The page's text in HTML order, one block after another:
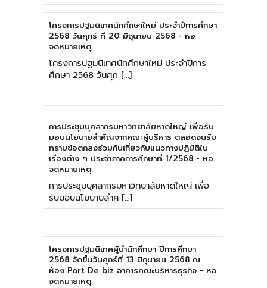
โครงการปฐมนิเทศนักศึกษาใหม่ ประจำปีการศึกษา
2568 วันศุกร์ ที่ 20 มิถุนายน 2568 - หอ
จดหมายเหตุ
โครงการปฐมนิเทศนักศึกษาใหม่ ประจำปีการ
ศึกษา 2568 วันศุก […]
การประชุมบุคลากรมหาวิทยาลัยหาดใหญ่ เพื่อรับ
มอบนโยบายสำคัญจากคณะผู้บริหาร ตลอดจนรับ
ทราบข้อตกลงร่วมกันเกี่ยวกับแนวทางปฏิบัติใน
เรื่องต่าง ๆ ประจำภาคการศึกษาที่ 1/2568 - หอ
จดหมายเหตุ
การประชุมบุคลากรมหาวิทยาลัยหาดใหญ่ เพื่อ
รับมอบนโยบายสำค […]
โครงการปฐมนิเทศผู้นำนักศึกษา ปีการศึกษา
2568 จัดขึ้นวันศุกร์ที่ 13 มิถุนายน 2568 ณ
ห้อง Port De biz อาคารคณะบริหารธุรกิจ - หอ
จดหมายเหตุ